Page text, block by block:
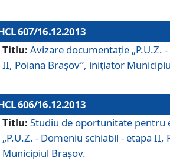
607/16.12.2013
Titlu: Avizare documentaţie „P.U.Z.
II, Poiana Braşov”, iniţiator
606/16.12.2013
Titlu: Studiu de oportunitate pentru
„P.U.Z. - Domeniu schiabil - etapa
Municipiul Braşov.